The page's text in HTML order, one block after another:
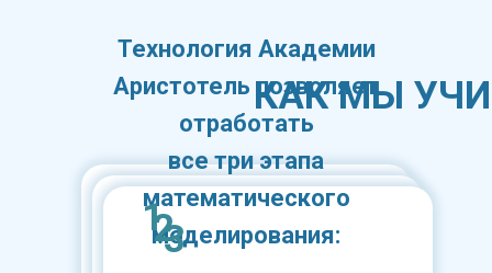
Технология Академии
Аристотель позволяет
отработать
все три этапа
математического
моделирования:
123
КАК МЫ